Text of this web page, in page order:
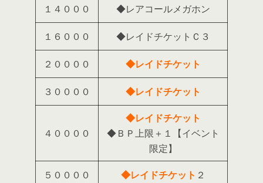
１４０００ ◆レアコールメガホン
１６０００ ◆レイドチケットＣ３
２００００ ◆レイドチケット
３００００ ◆レイドチケット
４００００
◆レイドチケット
◆ＢＰ上限＋１【イベント
限定】
５００００ ◆レイドチケット ２